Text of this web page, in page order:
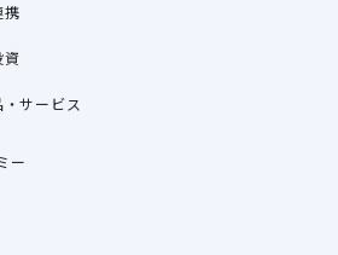
携
資
サービス
ー